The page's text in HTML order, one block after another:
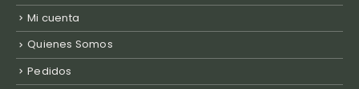
Mi cuenta
Quienes Somos
Pedidos